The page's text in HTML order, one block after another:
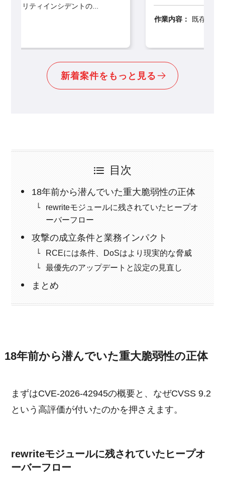
既存のインターネット閲覧環境システム
新着案件をもっと見る
目次
18年前から潜んでいた重大脆弱性の正体
rewriteモジュールに残されていたヒープオ
ーバーフロー
攻撃の成立条件と業務インパクト
RCEには条件、DoSはより現実的な脅威
最優先のアップデートと設定の見直し
まとめ
18年前から潜んでいた重大脆弱性の正体
まずはCVE-2026-42945の概要と、なぜCVSS 9.2
という高評価が付いたのかを押さえます。
rewriteモジュールに残されていたヒープオ
ーバーフロー